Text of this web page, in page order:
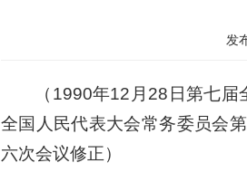
发
（1990年12月28日第七
全国人民代表大会常务委员会
六次会议修正）